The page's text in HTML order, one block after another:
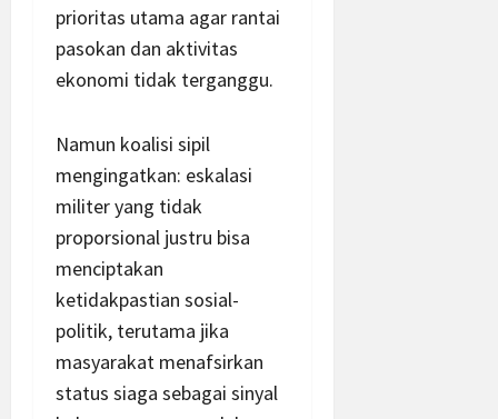
prioritas utama agar rantai
pasokan dan aktivitas
ekonomi tidak terganggu.
Namun koalisi sipil
mengingatkan: eskalasi
militer yang tidak
proporsional justru bisa
menciptakan
ketidakpastian sosial-
politik, terutama jika
masyarakat menafsirkan
status siaga sebagai sinyal